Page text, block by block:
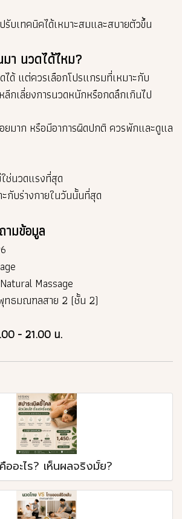
รับเทคนิคได้เหมาะสมและสบายตัวขึ้น
มา นวดได้ไหม?
ด้ แต่ควรเลือกโปรแกรมที่เหมาะกับ
กเลี่ยงการนวดหนักหรือกดลึกเกินไป
ยมาก หรือมีอาการผิดปกติ ควรพักและดูแล
ช่นวดแรงที่สุด
กับร่างกายในวันนั้นที่สุด
มข้อมูล
Massage
ทธมณฑลสาย 2 (ชั้น 2)
- 21.00 น.
ออะไร? เห็นผลจริงมั้ย?